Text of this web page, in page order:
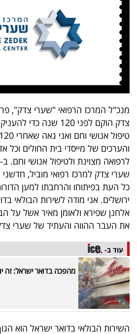
מנכ"ל המרכז הרפואי "שערי צדק",
צדק הוקם לפני 120 שנה
והערכים של מייסדי בית החולים וכל
שערי צדק למרכז רפואי מוביל, חדשני
כל העת בפיתוחו והרחבתו למען
ירושלים. אני מודה לשירות הבולאי
אלחנן שפירא ולאומן מאיר אשל על
את העבר ההווה והעתיד של שערי
עוד ב-
מהפכה בדואר ישראל: זה
השירות הבולאי בדואר ישראל הוא